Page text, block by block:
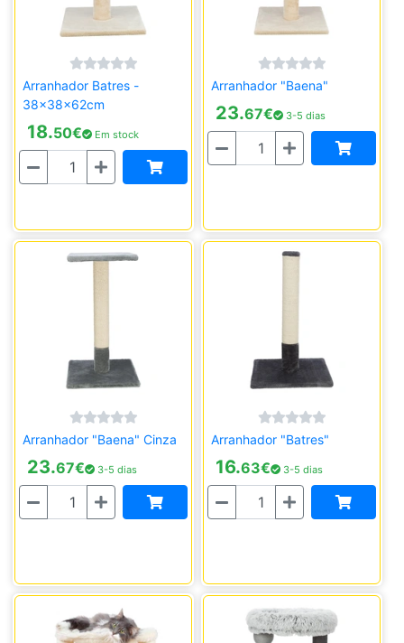
Arranhador Batres -
38x38x62cm
18.50€ Em stock
Quantidade
Arranhador "Baena"
23.67€ 3-5 dias
Quantidade
Arranhador "Baena" Cinza
23.67€ 3-5 dias
Quantidade
Arranhador "Batres"
16.63€ 3-5 dias
Quantidade